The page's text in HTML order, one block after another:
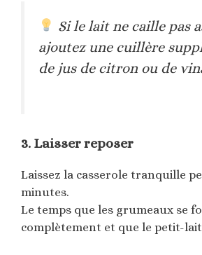
Si le lait ne caille pas
ajoutez une cuillère
de jus de citron ou de
3. Laisser reposer
Laissez la casserole tranquille
minutes.
Le temps que les grumeaux se
complètement et que le petit-